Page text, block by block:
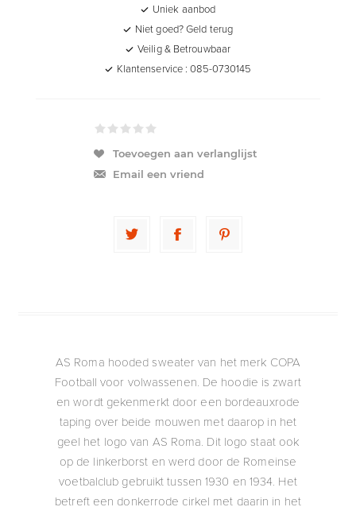
Uniek aanbod
Niet goed? Geld terug
Veilig & Betrouwbaar
Klantenservice : 085-0730145
Toevoegen aan verlanglijst
Email een vriend
AS Roma hooded sweater van het merk COPA
Football voor volwassenen. De hoodie is zwart
en wordt gekenmerkt door een bordeauxrode
taping over beide mouwen met daarop in het
geel het logo van AS Roma. Dit logo staat ook
op de linkerborst en werd door de Romeinse
voetbalclub gebruikt tussen 1930 en 1934. Het
betreft een donkerrode cirkel met daarin in het